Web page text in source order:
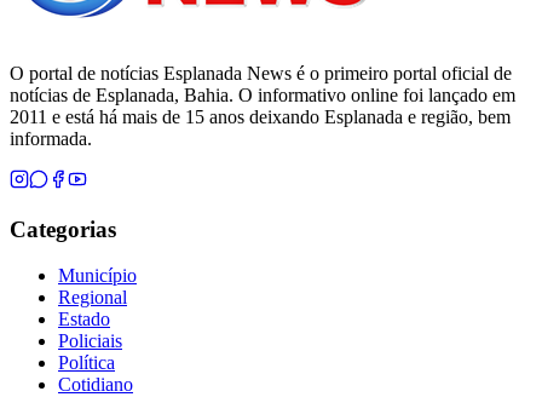
O portal de notícias Esplanada News é o primeiro portal oficial de
notícias de Esplanada, Bahia. O informativo online foi lançado em
2011 e está há mais de 15 anos deixando Esplanada e região, bem
informada.
Categorias
Município
Regional
Estado
Policiais
Política
Cotidiano